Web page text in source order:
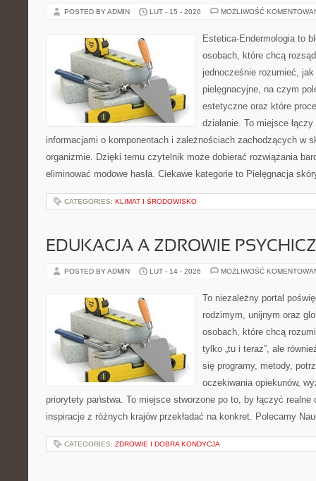
POSTED BY ADMIN LUT - 15 - 2026 MOŻLIWOŚĆ
Estetica-Endermologia to
osobach, które chcą
jednocześnie rozumieć, jak
pielęgnacyjne, na czym
estetyczne oraz które
działanie. To miejsce
informacjami o komponentach i zależnościach zachodzących w
organizmie. Dzięki temu czytelnik może dobierać rozwiązania
eliminować modowe hasła. Ciekawe kategorie to Pielęgnacja
CATEGORIES: KLIMAT I ŚRODOWISKO
EDUKACJA A ZDROWIE
POSTED BY ADMIN LUT - 14 - 2026 MOŻLIWOŚĆ
To niezależny portal
rodzimym, unijnym oraz
osobach, które chcą
tylko „tu i teraz”, ale
się programy, metody,
oczekiwania opiekunów,
priorytety państwa. To miejsce stworzone po to, by łączyć
inspiracje z różnych krajów przekładać na konkret. Polecamy
CATEGORIES: ZDROWIE I DOBRA KONDYCJA